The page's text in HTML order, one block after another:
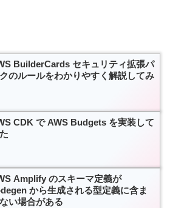
BuilderCards セキュリティ拡張パ
のルールをわかりやすく解説してみ
CDK で AWS Budgets を実装して
Amplify のスキーマ定義が
から生成される型定義に含ま
い場合がある